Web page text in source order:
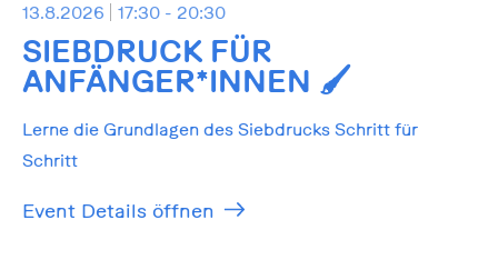
13.8.2026 17:30 - 20:30
SIEBDRUCK FÜR
ANFÄNGER*INNEN 🖌️
Lerne die Grundlagen des Siebdrucks Schritt für
Schritt
Event Details öffnen